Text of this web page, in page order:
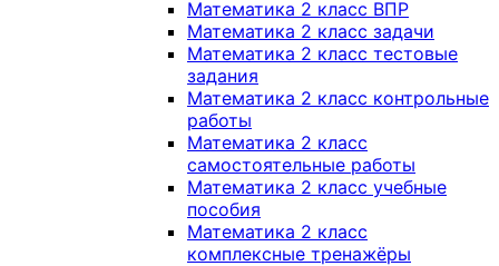
Математика 2 класс ВПР
Математика 2 класс задачи
Математика 2 класс тестовые
задания
Математика 2 класс контрольные
работы
Математика 2 класс
самостоятельные работы
Математика 2 класс учебные
пособия
Математика 2 класс
комплексные тренажёры